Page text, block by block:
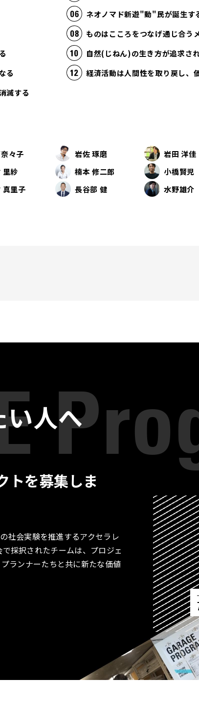
ネオノマド新遊"動"民が誕生す
ものはこころをつなげ通じ合う
自然(じねん)の生き方が追求さ
る
滅する
々子 岩佐 琢磨 岩田 洋佳
里紗 楠本 修二郎 小橋賢児
真里子 長谷部 健 水野雄介
い人へ
トを募集しま
社会実験を推進するアクセラレ
採択されたチームは、プロジェ
ランナーたちと共に新たな価値